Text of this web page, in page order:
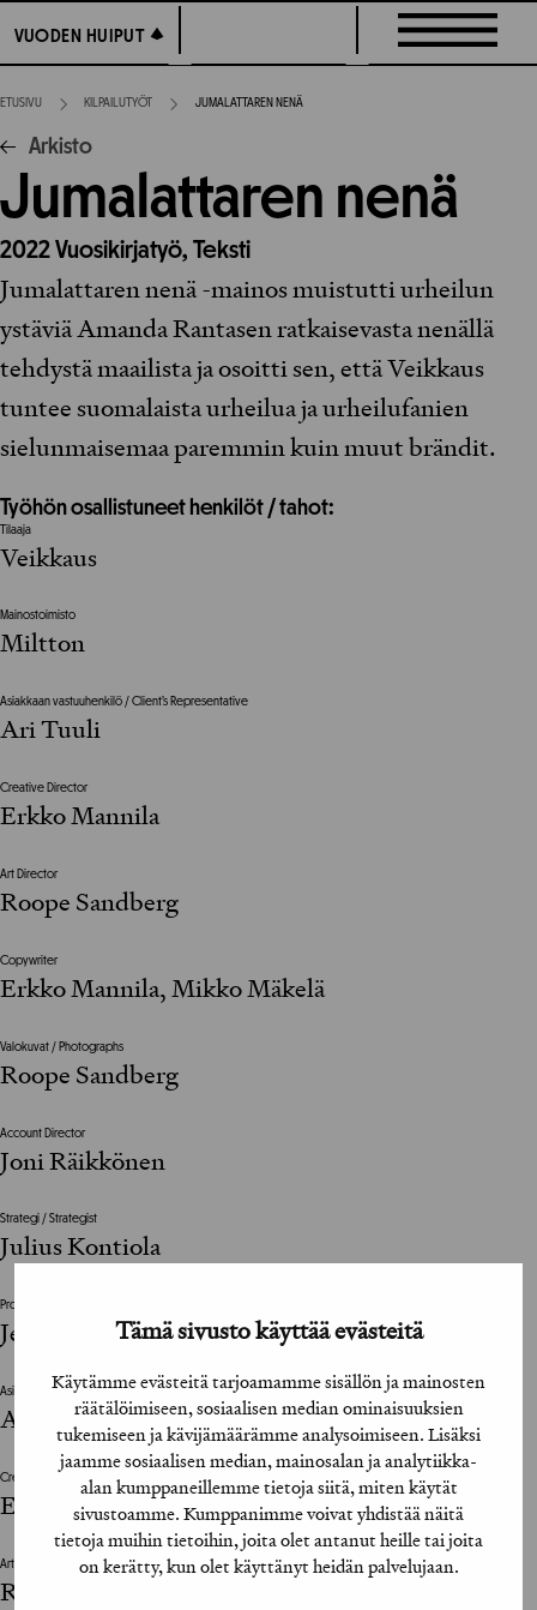
Tämä sivusto käyttää evästeitä
Käytämme evästeitä tarjoamamme sisällön ja mainosten
räätälöimiseen, sosiaalisen median ominaisuuksien
tukemiseen ja kävijämäärämme analysoimiseen. Lisäksi
jaamme sosiaalisen median, mainosalan ja analytiikka-
alan kumppaneillemme tietoja siitä, miten käytät
sivustoamme. Kumppanimme voivat yhdistää näitä
tietoja muihin tietoihin, joita olet antanut heille tai joita
on kerätty, kun olet käyttänyt heidän palvelujaan.
suoraan
sisältöön
VUODEN HUIPUT
VUODEN HUIPUT
ETUSIVU KILPAILUTYÖT JUMALATTAREN NENÄ
Arkisto
Jumalattaren nenä
2022Vuosikirjatyö, Teksti
Jumalattaren nenä -mainos muistutti urheilun
ystäviä Amanda Rantasen ratkaisevasta nenällä
tehdystä maailista ja osoitti sen, että Veikkaus
tuntee suomalaista urheilua ja urheilufanien
sielunmaisemaa paremmin kuin muut brändit.
Työhön osallistuneet henkilöt / tahot:
Tilaaja
Veikkaus
Mainostoimisto
Miltton
Asiakkaan vastuuhenkilö / Client’s Representative
Ari Tuuli
Creative Director
Erkko Mannila
Art Director
Roope Sandberg
Copywriter
Erkko Mannila, Mikko Mäkelä
Valokuvat / Photographs
Roope Sandberg
Account Director
Joni Räikkönen
Strategi / Strategist
Julius Kontiola
Projektijohtaja / Project Manager
Jenna Häiväoja, Tanja Ijäs
Asiakkaan vastuuhenkilö / Client’s Representative
Ari Tuuli
Creative Director
Erkko Mannila
Art Director
Roope Sandberg